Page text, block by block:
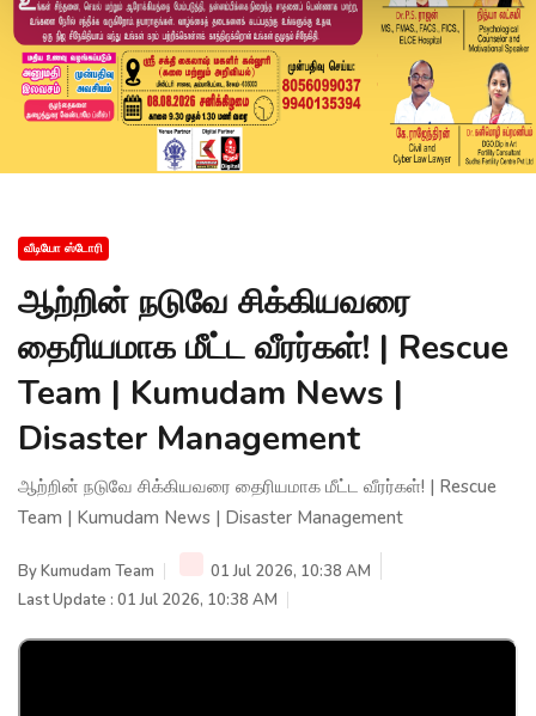
வீடியோ ஸ்டோரி
ஆற்றின் நடுவே சிக்கியவரை
தைரியமாக மீட்ட வீரர்கள்! | Rescue
Team | Kumudam News |
Disaster Management
ஆற்றின் நடுவே சிக்கியவரை தைரியமாக மீட்ட வீரர்கள்! | Rescue
Team | Kumudam News | Disaster Management
ByKumudam Team
01 Jul 2026, 10:38 AM
Last Update : 01 Jul 2026, 10:38 AM